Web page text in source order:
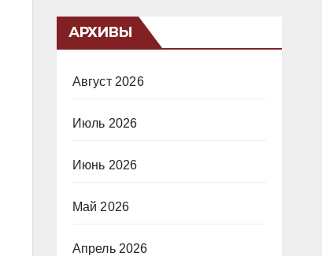
АРХИВЫ
Август 2026
Июль 2026
Июнь 2026
Май 2026
Апрель 2026